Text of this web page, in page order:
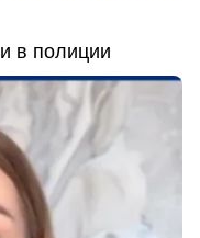
в полиции